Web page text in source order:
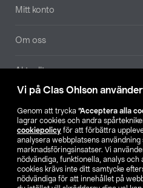
Vi på Clas Ohlson
Genom att trycka ”Acceptera alla
lagrar cookies och andra
cookiepolicy för att förbättra
analysera webbplatsens användning
marknadsföringsinsatser. Vi
nödvändiga, funktionella, analys och
cookies krävs inte ditt samtycke
nödvändiga för att innehållet på
Mitt konto
Om oss
Aktuellt
SE NO